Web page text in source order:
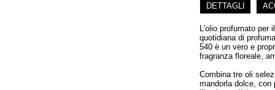
DETTAGLI
L'olio profumato per
quotidiana di
540 è un vero e
fragranza floreale,
Combina tre oli
mandorla dolce, con